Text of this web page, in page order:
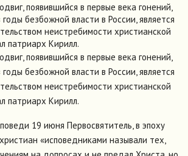
появившийся в первые века гонений,
безбожной власти в России, является
неистребимости христианской
патриарх Кирилл.
появившийся в первые века гонений,
безбожной власти в России, является
неистребимости христианской
патриарх Кирилл.
19 июня Первосвятитель, в эпоху
«исповедниками называли тех,